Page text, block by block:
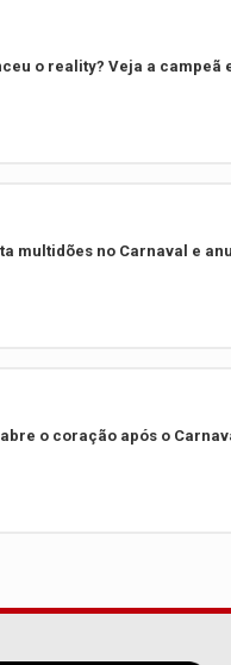
o reality? Veja a
multidões no Carnaval e
o coração após o